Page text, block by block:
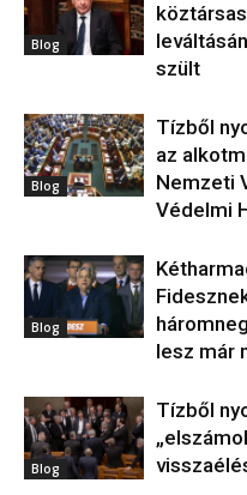
Blog
szült
Blog
Tízből
az
Nemzeti
Védelmi
Blog
lesz már
Blog
Tízből